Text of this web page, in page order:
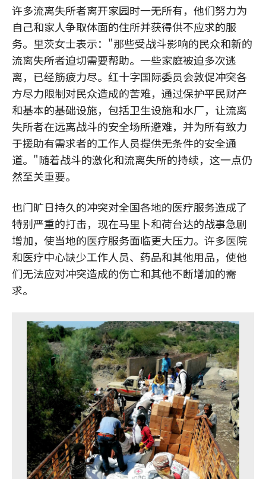
许多流离失所者离开家园时一无所有，他们努力为
自己和家人争取体面的住所并获得供不应求的服
务。里茨女士表示："那些受战斗影响的民众和新的
流离失所者迫切需要帮助。一些家庭被迫多次逃
离，已经筋疲力尽。红十字国际委员会敦促冲突各
方尽力限制对民众造成的苦难，通过保护平民财产
和基本的基础设施，包括卫生设施和水厂，让流离
失所者在远离战斗的安全场所避难，并为所有致力
于援助有需求者的工作人员提供无条件的安全通
道。"随着战斗的激化和流离失所的持续，这一点仍
然至关重要。
也门旷日持久的冲突对全国各地的医疗服务造成了
特别严重的打击，现在马里卜和荷台达的战事急剧
增加，使当地的医疗服务面临更大压力。许多医院
和医疗中心缺少工作人员、药品和其他用品，使他
们无法应对冲突造成的伤亡和其他不断增加的需
求。